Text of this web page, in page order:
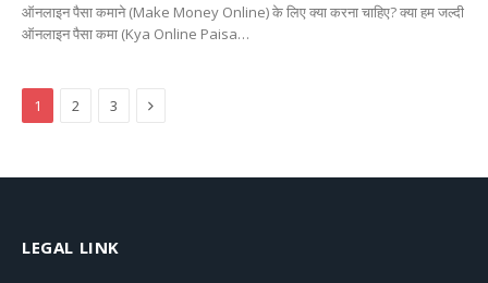
ऑनलाइन पैसा कमाने (Make Money Online) के लिए क्या करना चाहिए? क्या हम जल्दी
ऑनलाइन पैसा कमा (Kya Online Paisa…
1 2 3 Next
LEGAL LINK